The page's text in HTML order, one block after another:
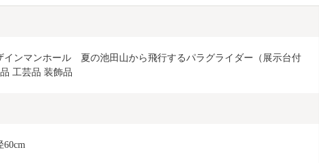
インマンホール　夏の池田山から飛行するパラグライダー（展示台付
工芸品 装飾品
60cm